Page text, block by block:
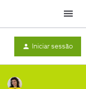
Menu
Iniciar sessão